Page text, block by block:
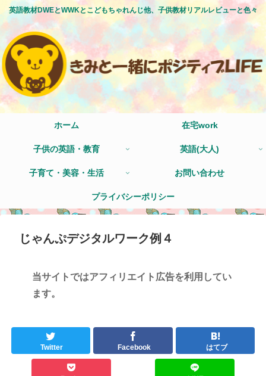
英語教材DWEとWWKとこどもちゃれんじ他、子供教材リアルレビューと色々
ホーム 在宅work
子供の英語・教育 英語(大人)
子育て・美容・生活 お問い合わせ
プライバシーポリシー
じゃんぷデジタルワーク例４
当サイトではアフィリエイト広告を利用してい
ます。
Twitter Facebook はてブ